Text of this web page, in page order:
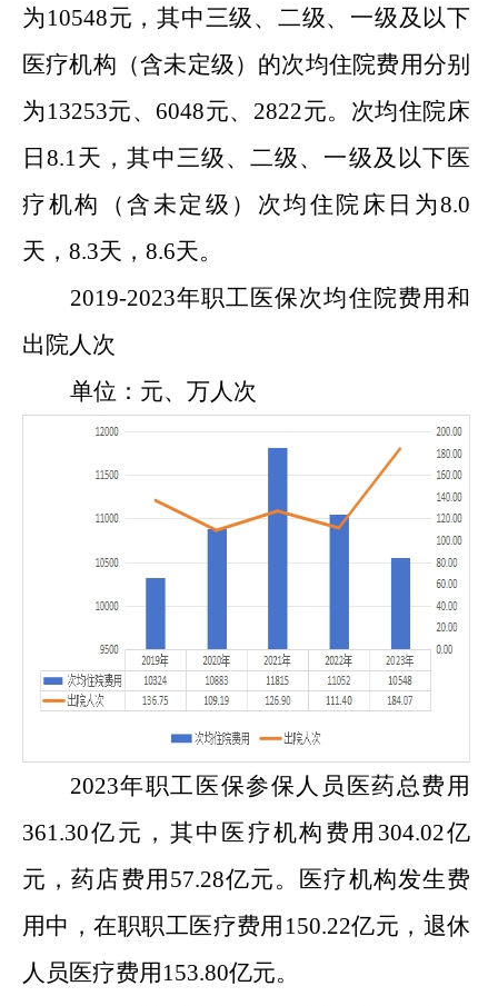
为 10548元，其中三级、二级、一级及以下
医疗机构（含未定级）的次均住院费用分别
为 13253元、 6048元、 2822元。次均住院床
日8.1天，其中三级、二级、一级及以下医
疗机构（含未定级）次均住院床日为8.0
天， 8.3天， 8.6天。
2019-2023年职工医保次均住院费用和
出院人次
单位：元、万人次
2023年职工医保参保人员医药总费用
361.30亿元，其中医疗机构费用 304.02亿
元，药店费用 57.28亿元。医疗机构发生费
用中，在职职工医疗费用 150.22亿元，退休
人员医疗费用 153.80亿元。